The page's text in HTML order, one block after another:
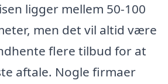
ligger mellem 50-100
men det vil altid være
flere tilbud for at
aftale. Nogle firmaer